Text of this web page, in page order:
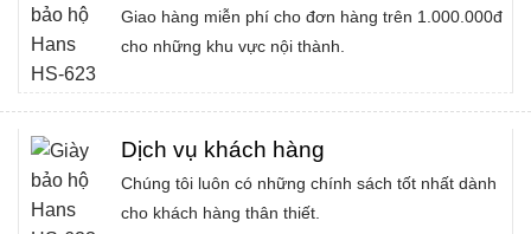
Giao hàng miễn phí cho đơn hàng trên 1.000.000đ
cho những khu vực nội thành.
Dịch vụ khách hàng
Chúng tôi luôn có những chính sách tốt nhất dành
cho khách hàng thân thiết.